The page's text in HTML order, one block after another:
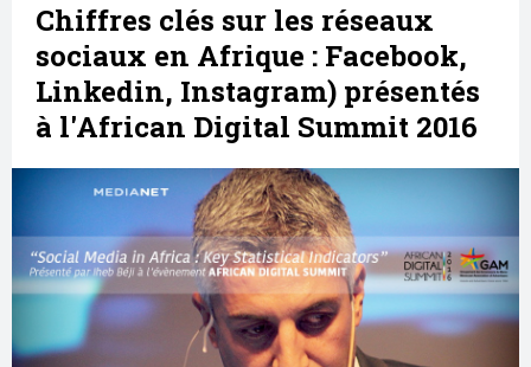
Chiffres clés sur les réseaux
sociaux en Afrique : Facebook,
Linkedin, Instagram) présentés
à l'African Digital Summit 2016